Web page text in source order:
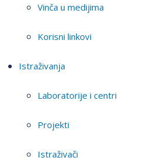
Vinča u medijima
Korisni linkovi
Istraživanja
Laboratorije i centri
Projekti
Istraživači